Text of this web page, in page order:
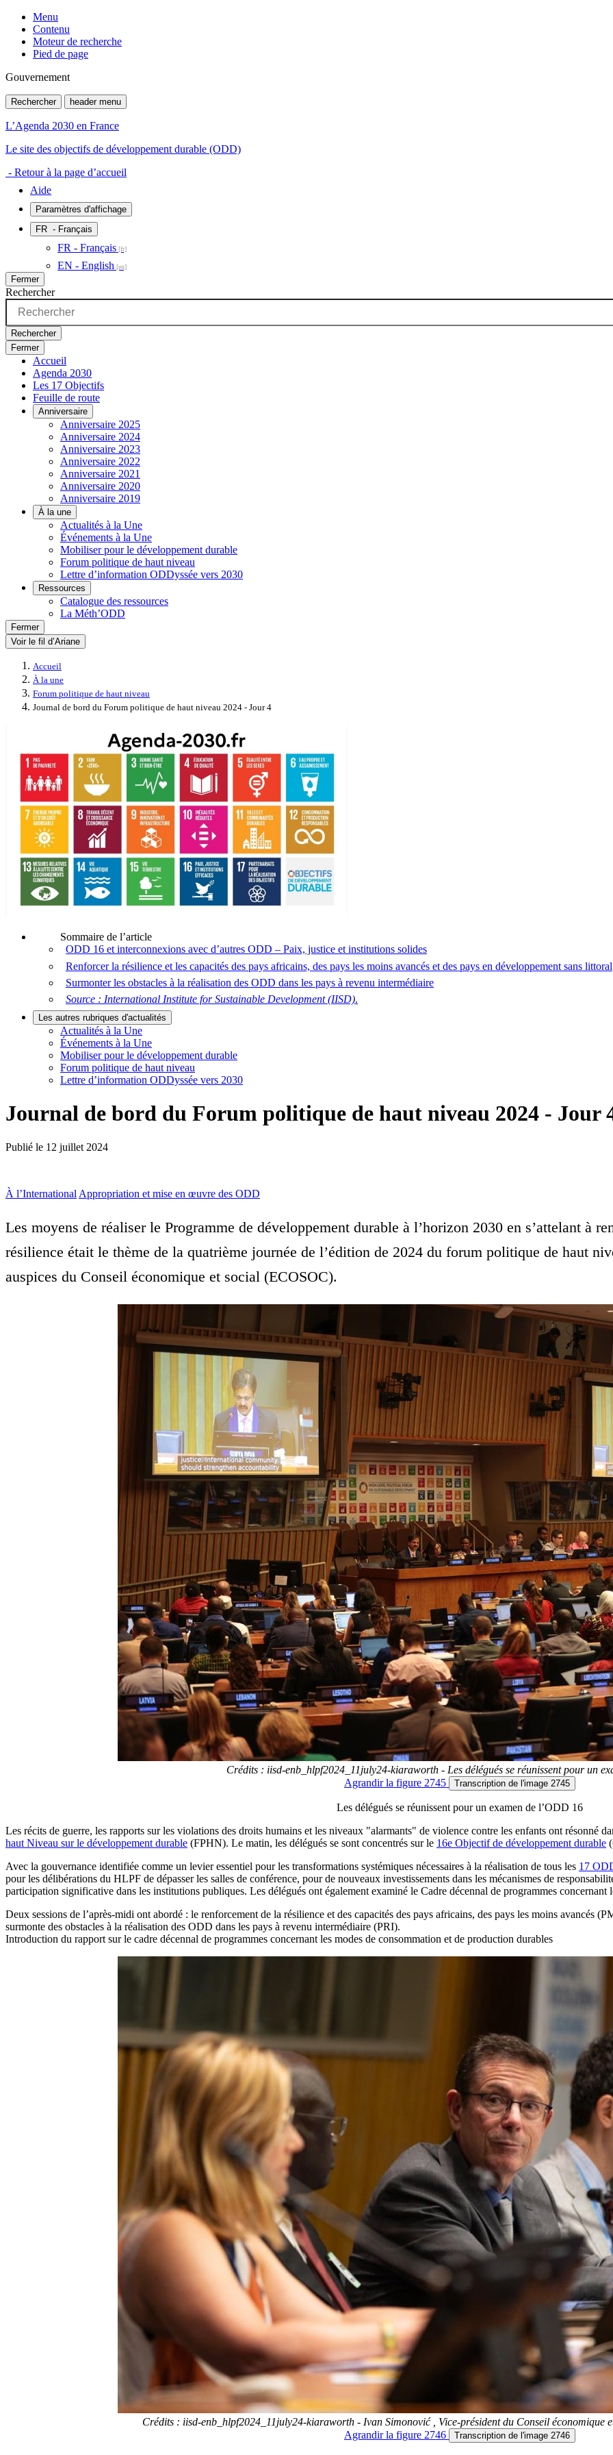
Menu
Contenu
Moteur de recherche
Pied de page
Gouvernement
Rechercher header menu
L’Agenda 2030 en France
Le site des objectifs de développement durable (ODD)
- Retour à la page d’accueil
Aide
Paramètres d'affichage
FR - Français
FR - Français
EN - English
Fermer
Rechercher
Rechercher
Fermer
Accueil
Agenda 2030
Les 17 Objectifs
Feuille de route
Anniversaire
Anniversaire 2025
Anniversaire 2024
Anniversaire 2023
Anniversaire 2022
Anniversaire 2021
Anniversaire 2020
Anniversaire 2019
À la une
Actualités à la Une
Événements à la Une
Mobiliser pour le développement durable
Forum politique de haut niveau
Lettre d’information ODDyssée vers 2030
Ressources
Catalogue des ressources
La Méth’ODD
Fermer
Voir le fil d’Ariane
Accueil
À la une
Forum politique de haut niveau
Journal de bord du Forum politique de haut niveau 2024 - Jour 4
Sommaire de l’article
ODD 16 et interconnexions avec d’autres ODD – Paix, justice et institutions solides
Renforcer la résilience et les capacités des pays africains, des pays les moins avancés et des pays en développement sans littoral
Surmonter les obstacles à la réalisation des ODD dans les pays à revenu intermédiaire
Source : International Institute for Sustainable Development (IISD).
Les autres rubriques d'actualités
Actualités à la Une
Événements à la Une
Mobiliser pour le développement durable
Forum politique de haut niveau
Lettre d’information ODDyssée vers 2030
Journal de bord du Forum politique de haut niveau 2024 - Jour
Publié le 12 juillet 2024
À l’International Appropriation et mise en œuvre des ODD
Les moyens de réaliser le Programme de développement durable à l’horizon 2030 en s’attelant à
résilience était le thème de la quatrième journée de l’édition de 2024 du forum politique de haut
auspices du Conseil économique et social (ECOSOC).
Crédits : iisd-enb_hlpf2024_11july24-kiaraworth - Les délégués se réunissent pour un
Agrandirla figure 2745 Transcription de l'image 2745
Les délégués se réunissent pour un examen de l’ODD 16
Les récits de guerre, les rapports sur les violations des droits humains et les niveaux "alarmants" de violence contre les enfants ont résonné
haut Niveau sur le développement durable (FPHN). Le matin, les délégués se sont concentrés sur le 16e Objectif de développement durable
Avec la gouvernance identifiée comme un levier essentiel pour les transformations systémiques nécessaires à la réalisation de tous les 17
pour les délibérations du HLPF de dépasser les salles de conférence, pour de nouveaux investissements dans les mécanismes de
participation significative dans les institutions publiques. Les délégués ont également examiné le Cadre décennal de programmes
Deux sessions de l’après-midi ont abordé : le renforcement de la résilience et des capacités des pays africains, des pays les moins avancés
surmonte des obstacles à la réalisation des ODD dans les pays à revenu intermédiaire (PRI).
Introduction du rapport sur le cadre décennal de programmes concernant les modes de consommation et de production durables
Crédits : iisd-enb_hlpf2024_11july24-kiaraworth - Ivan Simonović , Vice-président du Conseil économique
Agrandirla figure 2746 Transcription de l'image 2746